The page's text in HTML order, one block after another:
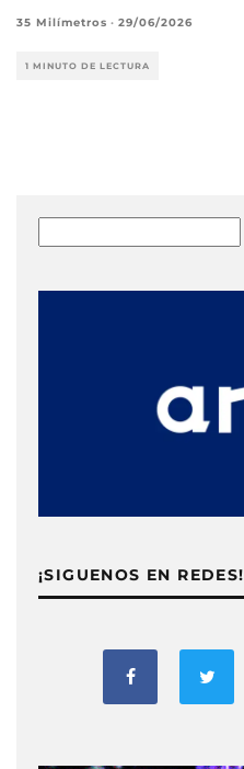
35 Milímetros · 29/06/2026
1 MINUTO DE LECTURA
¡SIGUENOS EN REDES!